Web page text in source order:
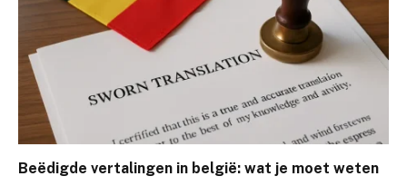
Beëdigde vertalingen in belgië: wat je moet weten